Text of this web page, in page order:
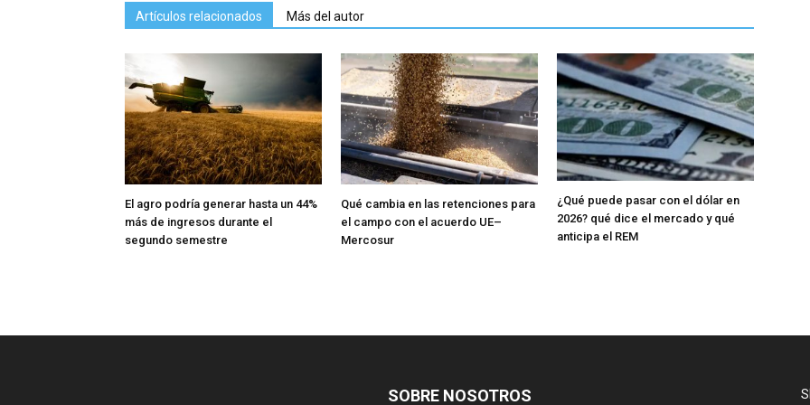
Artículos relacionados Más del autor
El agro podría generar hasta un 44%
más de ingresos durante el
segundo semestre
Qué cambia en las retenciones para
el campo con el acuerdo UE–
Mercosur
¿Qué puede pasar con el dólar en
2026? qué dice el mercado y qué
anticipa el REM
SOBRE NOSOTROS